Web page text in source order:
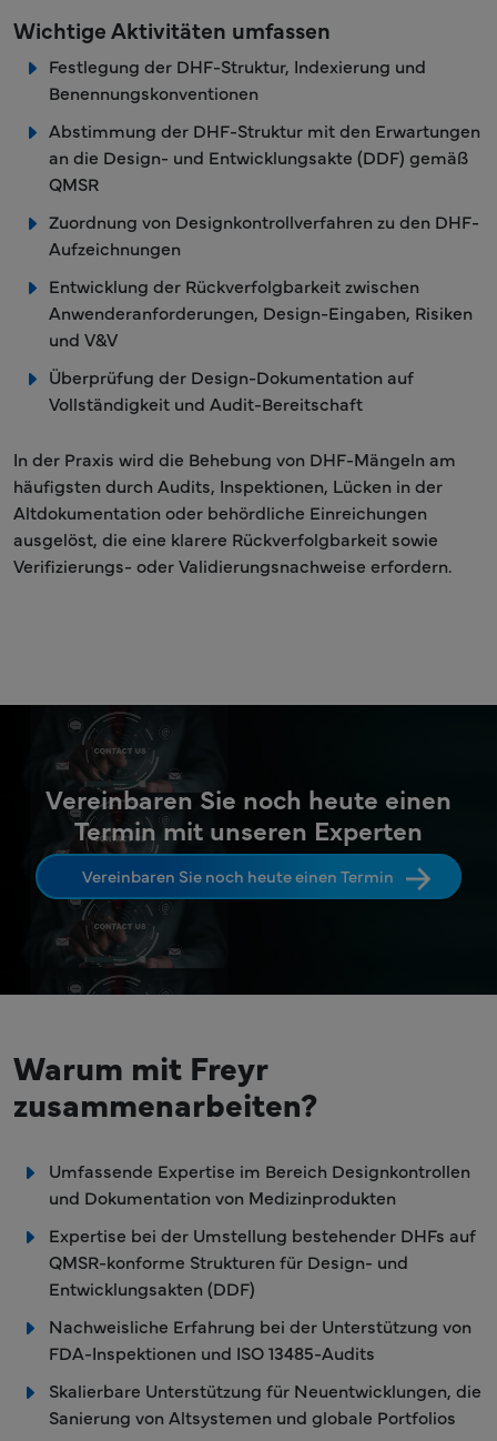
Wichtige Aktivitäten umfassen
Festlegung der DHF-Struktur, Indexierung und
Benennungskonventionen
Abstimmung der DHF-Struktur mit den Erwartungen
an die Design- und Entwicklungsakte (DDF) gemäß
QMSR
Zuordnung von Designkontrollverfahren zu den DHF-
Aufzeichnungen
Entwicklung der Rückverfolgbarkeit zwischen
Anwenderanforderungen, Design-Eingaben, Risiken
und V&V
Überprüfung der Design-Dokumentation auf
Vollständigkeit und Audit-Bereitschaft
In der Praxis wird die Behebung von DHF-Mängeln am
häufigsten durch Audits, Inspektionen, Lücken in der
Altdokumentation oder behördliche Einreichungen
ausgelöst, die eine klarere Rückverfolgbarkeit sowie
Verifizierungs- oder Validierungsnachweise erfordern.
Vereinbaren Sie noch heute einen
Termin mit unseren Experten
Vereinbaren Sie noch heute einen Termin
Warum mit Freyr
zusammenarbeiten?
Umfassende Expertise im Bereich Designkontrollen
und Dokumentation von Medizinprodukten
Expertise bei der Umstellung bestehender DHFs auf
QMSR-konforme Strukturen für Design- und
Entwicklungsakten (DDF)
Nachweisliche Erfahrung bei der Unterstützung von
FDA-Inspektionen und ISO 13485-Audits
Skalierbare Unterstützung für Neuentwicklungen, die
Sanierung von Altsystemen und globale Portfolios